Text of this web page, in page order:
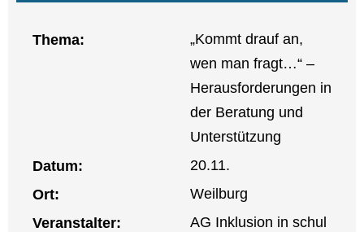
The­ma:
„Kommt drauf an,
wen man fragt…“ –
Her­aus­for­de­run­gen in
der Bera­tung und
Unter­stüt­zung
Datum:
20.11.
Ort:
Weil­burg
Ver­an­stal­ter:
AG Inklu­si­on in schu­l